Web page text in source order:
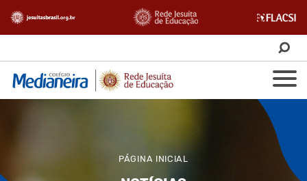
PÁGINA INICIAL